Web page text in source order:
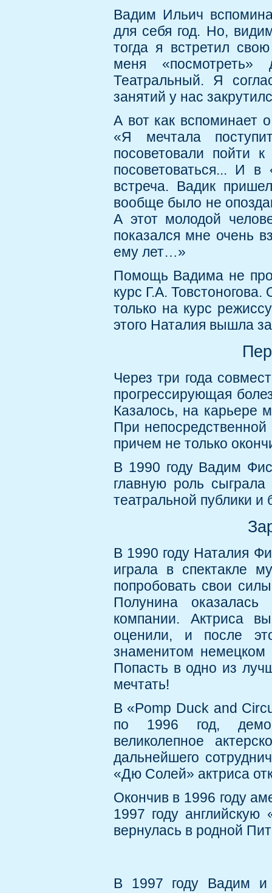
Вадим Ильич
для себя год. Но,
тогда я встретил
меня «посмотреть»
Театральный. Я
занятий у нас
А вот как вспоминает
«Я мечтала
посоветовали пойти
посоветоваться... И
встреча. Вадик
вообще было не
А этот молодой
показался мне очень
ему лет…»
Помощь Вадима не
курс Г.А.
только на курс
этого Наталия вышла
Через три года
прогрессирующая
Казалось, на карьере
При непосредственной
причем не только
В 1990 году Вадим
главную роль
театральной публики
В 1990 году Наталия
играла в спектакле
попробовать свои
Полунина
компании. Актриса
оценили, и после
знаменитом немецком
Попасть в одно из
мечтать!
В «Pomp Duck and
по 1996 год,
великолепное
дальнейшего
«Дю Солей» актриса
Окончив в 1996 году
1997 году
вернулась в родной
В 1997 году Вадим и